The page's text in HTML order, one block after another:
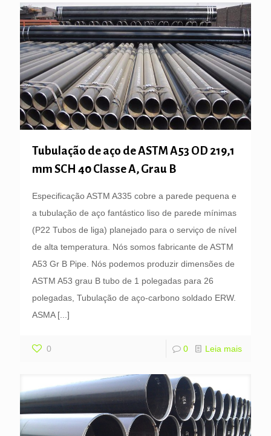
Tubulação de aço de ASTM A53 OD 219,1
mm SCH 40 Classe A, Grau B
Especificação ASTM A335 cobre a parede pequena e
a tubulação de aço fantástico liso de parede mínimas
(P22 Tubos de liga) planejado para o serviço de nível
de alta temperatura. Nós somos fabricante de ASTM
A53 Gr B Pipe. Nós podemos produzir dimensões de
ASTM A53 grau B tubo de 1 polegadas para 26
polegadas, Tubulação de aço-carbono soldado ERW.
ASMA[...]
0 0 Leia mais